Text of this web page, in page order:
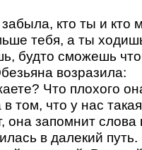
кто ты и
тебя, а ты
будто сможешь
возразила:
Что плохого
том, что у нас
она запомнит слова
в далекий